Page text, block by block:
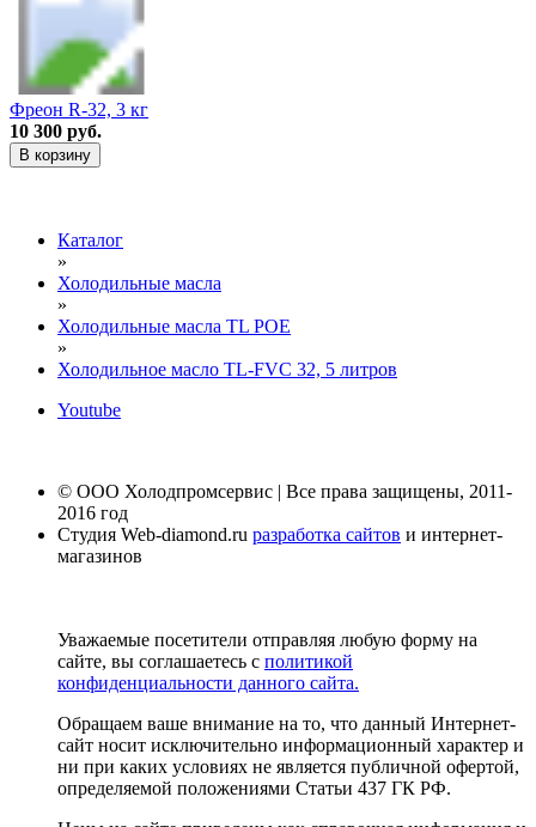
Фреон R-32, 3 кг
10 300 руб.
В корзину
Каталог
»
Холодильные масла
»
Холодильные масла TL POE
»
Холодильное масло TL-FVC 32, 5 литров
Youtube
© ООО Холодпромсервис | Все права защищены, 2011-
2016 год
Студия Web-diamond.ru разработка сайтов и интернет-
магазинов
Уважаемые посетители отправляя любую форму на
сайте, вы соглашаетесь с политикой
конфиденциальности данного сайта.
Обращаем ваше внимание на то, что данный Интернет-
сайт носит исключительно информационный характер и
ни при каких условиях не является публичной офертой,
определяемой положениями Статьи 437 ГК РФ.